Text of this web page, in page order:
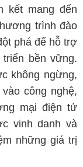
kết mang đến
trình đào
phá để hỗ trợ
bền vững.
không ngừng,
công nghệ,
mại điện tử
vinh danh và
những giá trị